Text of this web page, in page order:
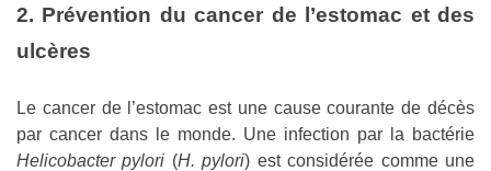
2. Prévention du cancer de l’estomac et des
ulcères
Le cancer de l’estomac est une cause courante de décès
par cancer dans le monde. Une infection par la bactérie
Helicobacter pylori (H. pylori) est considérée comme une